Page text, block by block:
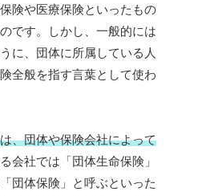
険や医療保険といったもの
です。しかし、一般的には
に、団体に所属している人
全般を指す言葉として使わ
、団体や保険会社によって
会社では「団体生命保険」
団体保険」と呼ぶといった